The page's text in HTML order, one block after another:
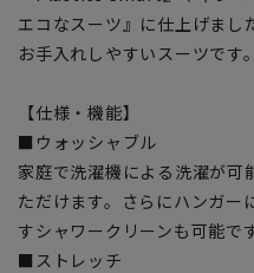
エコなスーツ』に仕上げまし
お手入れしやすいスーツです。
【仕様・機能】
■ウォッシャブル
家庭で洗濯機による洗濯が可
ただけます。さらにハンガー
すシャワークリーンも可能です
■ストレッチ